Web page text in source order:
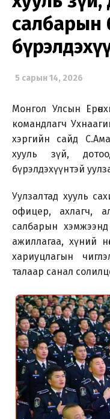
салбарын
5 сарын 14, 2026
Монгол Улсын
командлагч
хэргийн сайд
хууль зүй,
бүрэлдэхүүнтэй
Уулзалтад хууль
офицер, ахлагч,
салбарын
ажиллагаа, хүний
хариуцлагын
талаар санал